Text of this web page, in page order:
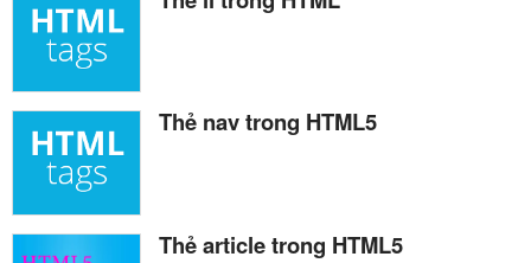
Thẻ nav trong HTML5
Thẻ article trong HTML5